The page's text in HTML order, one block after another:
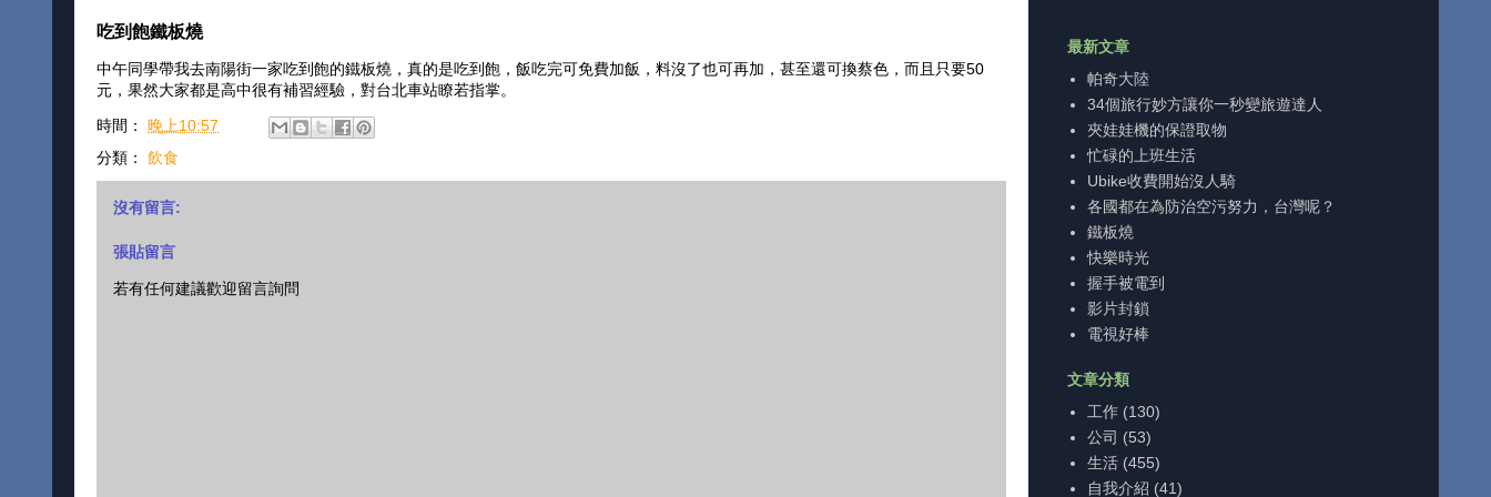
吃到飽鐵板燒
中午同學帶我去南陽街一家吃到飽的鐵板燒，真的是吃到飽，飯吃完可免費加飯，料沒了也可再加，甚至還可換蔡色，而且只要50
元，果然大家都是高中很有補習經驗，對台北車站瞭若指掌。
時間： 晚上10:57
分類： 飲食
沒有留言:
張貼留言
若有任何建議歡迎留言詢問
最新文章
帕奇大陸
34個旅行妙方讓你一秒變旅遊達人
夾娃娃機的保證取物
忙碌的上班生活
Ubike收費開始沒人騎
各國都在為防治空污努力，台灣呢？
鐵板燒
快樂時光
握手被電到
影片封鎖
電視好棒
文章分類
工作 (130)
公司 (53)
生活 (455)
自我介紹 (41)